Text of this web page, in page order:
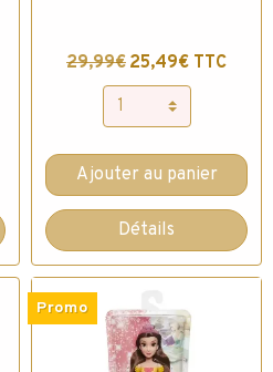
29,99€ 25,49€ TTC
Ajouter au panier
Détails
Promo